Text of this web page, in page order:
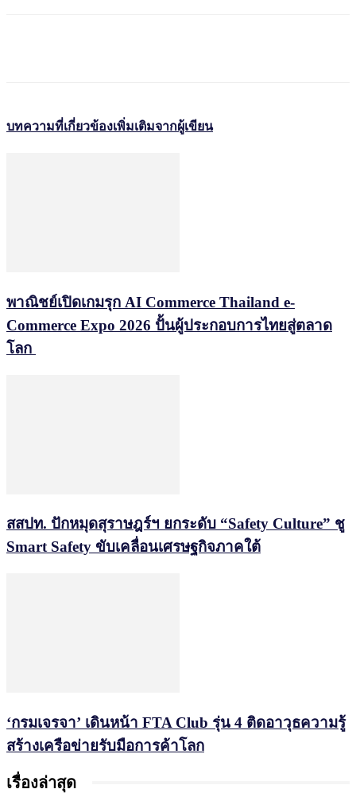
บทความที่เกี่ยวข้องเพิ่มเติมจากผู้เขียน
พาณิชย์เปิดเกมรุก AI Commerce Thailand e-
Commerce Expo 2026 ปั้นผู้ประกอบการไทยสู่ตลาด
โลก
สสปท. ปักหมุดสุราษฎร์ฯ ยกระดับ “Safety Culture” ชู
Smart Safety ขับเคลื่อนเศรษฐกิจภาคใต้
‘กรมเจรจา’ เดินหน้า FTA Club รุ่น 4 ติดอาวุธความรู้
สร้างเครือข่ายรับมือการค้าโลก
เรื่องล่าสุด